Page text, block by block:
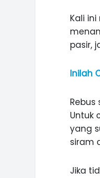
Kali
pasir,
Inilah
Untuk
yang
siram
Jika